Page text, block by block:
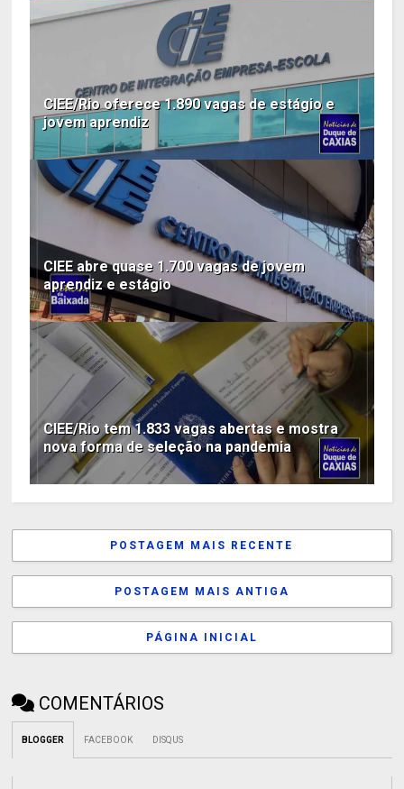
CIEE/Rio oferece 1.890 vagas de estágio e
jovem aprendiz
CIEE abre quase 1.700 vagas de jovem
aprendiz e estágio
CIEE/Rio tem 1.833 vagas abertas e mostra
nova forma de seleção na pandemia
POSTAGEM MAIS RECENTE
POSTAGEM MAIS ANTIGA
PÁGINA INICIAL
COMENTÁRIOS
BLOGGER FACEBOOK DISQUS